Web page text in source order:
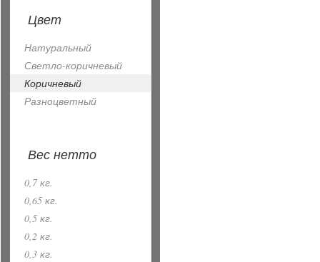
Цвет
Натуральный
Светло-коричневый
Коричневый
Разноцветный
Вес нетто
0,7 кг.
0,65 кг.
0,5 кг.
0,2 кг.
0,3 кг.